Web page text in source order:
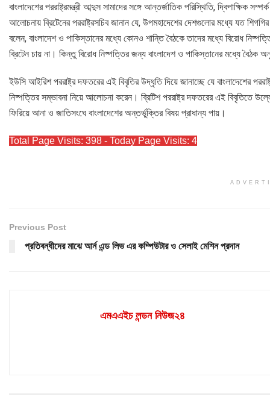
বাংলাদেশের পররাষ্ট্রমন্ত্রী আব্দুস সামাদের সঙ্গে আন্তর্জাতিক পরিস্থিতি,
আলোচনায় ব্রিটেনের পররাষ্ট্রসচিব জানান যে, উপমহাদেশের দেশগুলোর মধ্যে যত
বলেন, বাংলাদেশ ও পাকিস্তানের মধ্যে কোনও শান্তি বৈঠকে তাদের মধ্যে বিরোধ
ব্রিটেন চায় না। কিন্তু বিরোধ নিষ্পত্তির জন্য বাংলাদেশ ও পাকিস্তানের মধ্যে বৈঠক
ইউসি আইরিশ পররাষ্ট্র দফতরের এই বিবৃতির উদ্ধৃতি দিয়ে জানাচ্ছে যে বাংলাদেশের
নিষ্পত্তির সম্ভাবনা নিয়ে আলোচনা করেন। ব্রিটিশ পররাষ্ট্র দফতরের এই বিবৃতিতে
ফিরিয়ে আনা ও জাতিসংঘে বাংলাদেশের অন্তর্ভুক্তির বিষয় প্রাধান্য পায়।
Total Page Visits: 398 - Today Page Visits: 4
Previous Post
প্রতিবন্ধীদের মাঝে আর্ন এন্ড লিভ এর কম্পিউটার ও সেলাই মেশিন প্রদান
এমএএইচ লন্ডন নিউজ২৪